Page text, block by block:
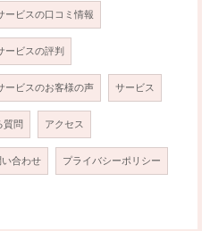
ービスの口コミ情報
ービスの評判
ービスのお客様の声 サービス
質問 アクセス
い合わせ プライバシーポリシー